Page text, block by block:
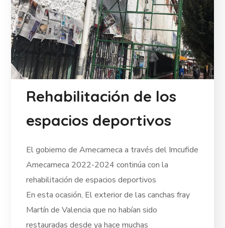
Rehabilitación de los
espacios deportivos
El gobierno de Amecameca a través del Imcufide
Amecameca 2022-2024 continúa con la
rehabilitación de espacios deportivos
En esta ocasión, El exterior de las canchas fray
Martín de Valencia que no habían sido
restauradas desde ya hace muchas